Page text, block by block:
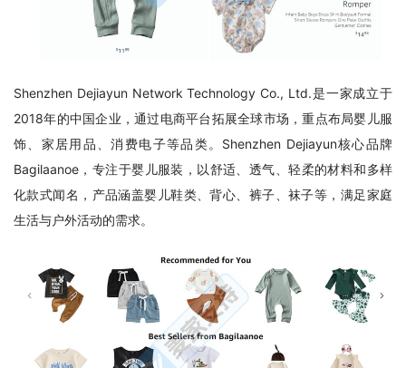
Shenzhen Dejiayun Network Technology Co., Ltd.是一家成立于
2018年的中国企业，通过电商平台拓展全球市场，重点布局婴儿服
饰、家居用品、消费电子等品类。Shenzhen Dejiayun核心品牌
Bagilaanoe，专注于婴儿服装，以舒适、透气、轻柔的材料和多样
化款式闻名，产品涵盖婴儿鞋类、背心、裤子、袜子等，满足家庭
生活与户外活动的需求。